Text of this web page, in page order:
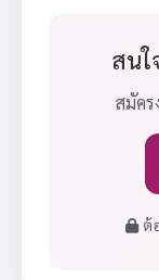
สน
สมัค
ต้